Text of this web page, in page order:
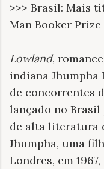
>>> Brasil: Mais
Man Booker
Lowland,
indiana
de concorrentes
lançado no
de alta literatura
Jhumpha, uma
Londres, em